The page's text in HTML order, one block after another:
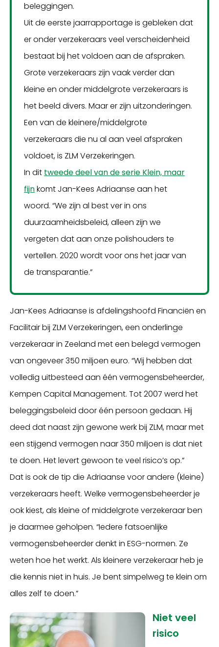
beleggingen.
Uit de eerste jaarrapportage is gebleken dat
er onder verzekeraars veel verscheidenheid
bestaat bij het voldoen aan de afspraken.
Grote verzekeraars zijn vaak verder dan
kleine en onder middelgrote verzekeraars is
het beeld divers. Maar er zijn uitzonderingen.
Een van de kleinere/middelgrote
verzekeraars die nu al aan veel afspraken
voldoet, is ZLM Verzekeringen.
In dit tweede deel van de serie Klein, maar
fijnkomt Jan-Kees Adriaanse aan het
woord. “We zijn al best ver in ons
duurzaamheidsbeleid, alleen zijn we
vergeten dat aan onze polishouders te
vertellen. 2020 wordt voor ons het jaar van
de transparantie.”
Jan-Kees Adriaanse is afdelingshoofd Financiën en
Facilitair bij ZLM Verzekeringen, een onderlinge
verzekeraar in Zeeland met een belegd vermogen
van ongeveer 350 miljoen euro. “Wij hebben dat
volledig uitbesteed aan één vermogensbeheerder,
Kempen Capital Management. Tot 2007 werd het
beleggingsbeleid door één persoon gedaan. Hij
deed dat naast zijn gewone werk bij ZLM, maar met
een stijgend vermogen naar 350 miljoen is dat niet
te doen. Het levert gewoon te veel risico’s op.”
Dat is ook de tip die Adriaanse voor andere (kleine)
verzekeraars heeft. Welke vermogensbeheerder je
ook kiest, als kleine of middelgrote verzekeraar ben
je daarmee geholpen. “Iedere fatsoenlijke
vermogensbeheerder denkt in ESG-normen. Ze
weten hoe het werkt. Als kleinere verzekeraar heb je
die kennis niet in huis. Je bent simpelweg te klein om
alles zelf te doen.”
Niet veel
risico